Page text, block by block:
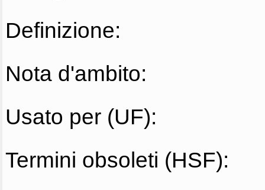
Definizione:
Nota d'ambito:
Usato per (UF):
Termini obsoleti (HSF):